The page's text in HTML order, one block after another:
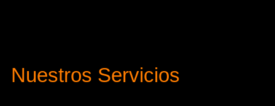
Nuestros Servicios